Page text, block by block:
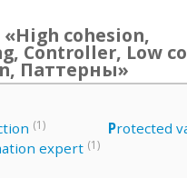
cohesion,
Controller, Low
Паттерны»
(1)
expert (1)
Protected